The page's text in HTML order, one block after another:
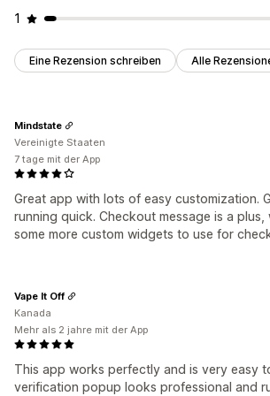
1
Eine Rezension schreiben Alle
Great app with lots of easy customization.
running quick. Checkout message is a
some more custom widgets to use for
Mindstate
Vereinigte Staaten
7 tage mit der App
This app works perfectly and is very easy
verification popup looks professional and
Vape It Off
Kanada
Mehr als 2 jahre mit der App